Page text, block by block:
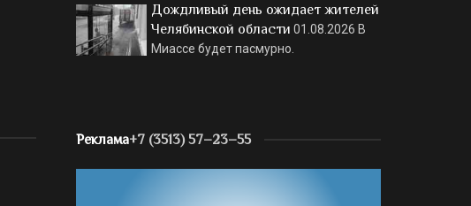
Дождливый день ожидает жителей
Челябинской области 01.08.2026 В
Миассе будет пасмурно.
Реклама+7 (3513) 57–23–55